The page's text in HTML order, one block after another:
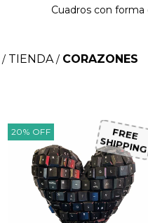
Cuadros con
/ TIENDA / CORAZONES
20% OFF FREE